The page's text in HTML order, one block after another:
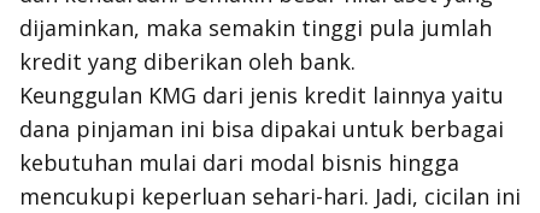
dijaminkan, maka semakin tinggi pula jumlah
kredit yang diberikan oleh bank.
Keunggulan KMG dari jenis kredit lainnya yaitu
dana pinjaman ini bisa dipakai untuk berbagai
kebutuhan mulai dari modal bisnis hingga
mencukupi keperluan sehari-hari. Jadi, cicilan ini